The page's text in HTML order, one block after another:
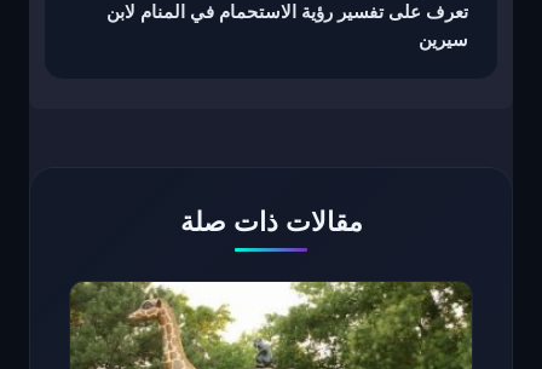
تعرف على تفسير رؤية الاستحمام في المنام لابن
سيرين
مقالات ذات صلة